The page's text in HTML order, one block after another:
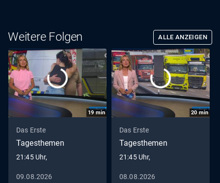
Gründen nicht vollständig auf tagesschau.de gezeigt
werden. Korrektur: Die Sendung wurde nachträglich
bearbeitet.
Weitere Folgen ALLE ANZEIGEN
19min
Das Erste
Tagesthemen
21:45 Uhr,
09.08.2026
20min
Das Erste
Tagesthemen
21:45 Uhr,
08.08.2026